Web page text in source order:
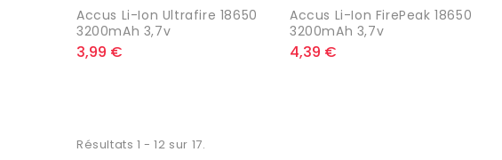
Accus Li-Ion Ultrafire 18650
3200mAh 3,7v
3,99 €
Accus Li-Ion FirePeak 18650
3200mAh 3,7v
4,39 €
Résultats 1 - 12 sur 17.